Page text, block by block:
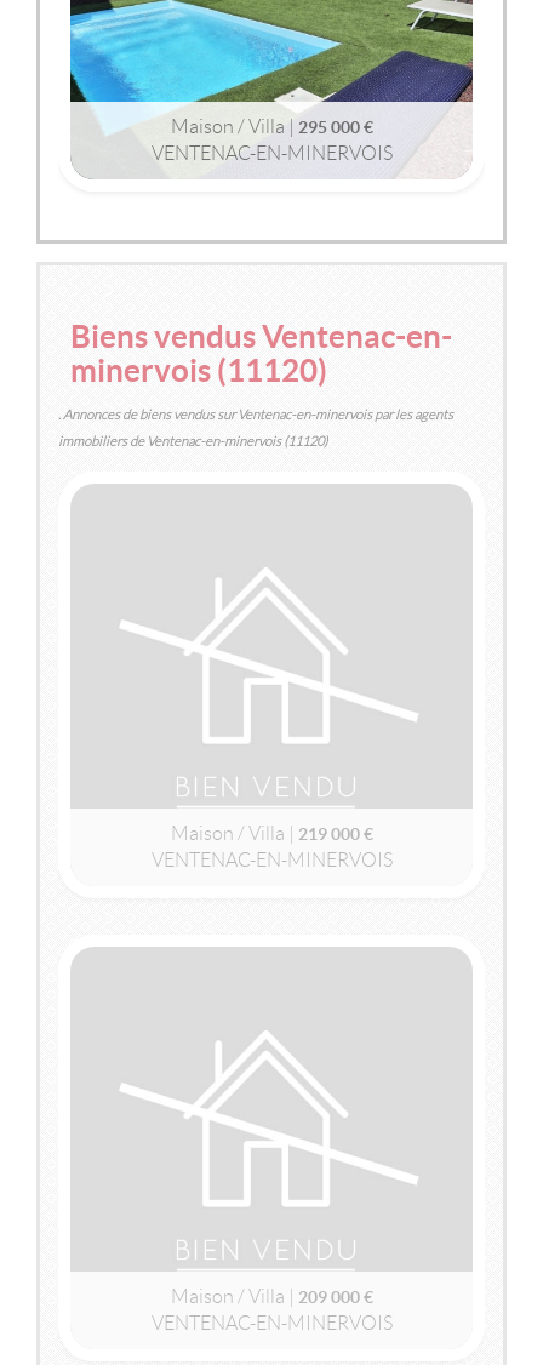
Maison / Villa | 295 000 €
VENTENAC-EN-MINERVOIS
119m | 4 pièce(s) | Ext. 542m
Biens vendus Ventenac-en-
minervois (11120)
. Annonces de biens vendus sur Ventenac-en-minervois par les agents
immobiliers de Ventenac-en-minervois (11120)
Maison / Villa | 219 000 €
VENTENAC-EN-MINERVOIS
VENTENAC-EN-MINERVOIS
MAISON / VILLA
219 000 €
Maison / Villa | 209 000 €
VENTENAC-EN-MINERVOIS
VENTENAC-EN-MINERVOIS
MAISON / VILLA
209 000 €